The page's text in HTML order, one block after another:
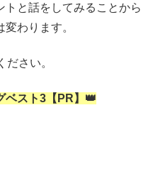
と話をしてみることから
わります。
さい。
ベスト3【PR】👑